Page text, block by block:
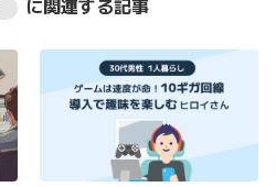
に関連する記事